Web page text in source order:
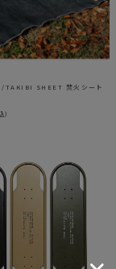
/TAKIBI SHEET 焚火シート
）